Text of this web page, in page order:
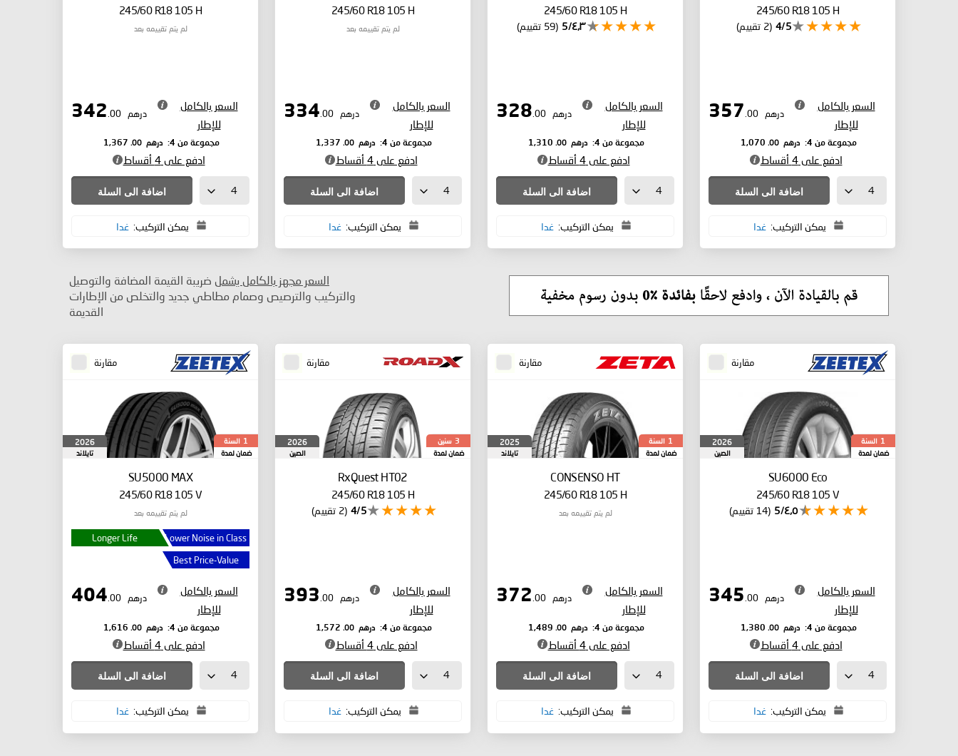
245/60 R18 105 H
4/5 (2 تقييم)
السعر بالكامل
للإطار
درهم .00
مجموعة من 4: درهم .00
ادفع على 4 أقساط
اضافة الى السلة
يمكن التركيب: غدا
245/60 R18 105 H
٤٫٣/5 (59 تقييم)
السعر بالكامل
للإطار
درهم .00
مجموعة من 4: درهم .00
ادفع على 4 أقساط
اضافة الى السلة
يمكن التركيب: غدا
245/60 R18 105 H
لم يتم تقييمه بعد
السعر بالكامل
للإطار
درهم .00
مجموعة من 4: درهم .00
ادفع على 4 أقساط
اضافة الى السلة
يمكن التركيب: غدا
245/60 R18 105 H
لم يتم تقييمه بعد
السعر بالكامل
للإطار
درهم .00
مجموعة من 4: درهم .00
ادفع على 4 أقساط
اضافة الى السلة
يمكن التركيب: غدا
السعر مجهز بالكامل يشمل ضريبة القيمة المضافة والتوصيل
والتركيب والترصيص وصمام مطاطي جديد والتخلص من الإطارات
القديمة
مقارنة
1 السنة
ضمان لمدة
2026
الصين
SU6000 Eco
245/60 R18 105 V
٤٫٥/5 (14 تقييم)
السعر بالكامل
للإطار
درهم .00
مجموعة من 4: درهم .00
ادفع على 4 أقساط
اضافة الى السلة
يمكن التركيب: غدا
مقارنة
1 السنة
ضمان لمدة
2025
تايلاند
CONSENSO HT
245/60 R18 105 H
لم يتم تقييمه بعد
السعر بالكامل
للإطار
درهم .00
مجموعة من 4: درهم .00
ادفع على 4 أقساط
اضافة الى السلة
يمكن التركيب: غدا
مقارنة
3 سنين
ضمان لمدة
2026
الصين
RxQuest HT02
245/60 R18 105 H
4/5 (2 تقييم)
السعر بالكامل
للإطار
درهم .00
مجموعة من 4: درهم .00
ادفع على 4 أقساط
اضافة الى السلة
يمكن التركيب: غدا
مقارنة
1 السنة
ضمان لمدة
2026
تايلاند
SU5000 MAX
245/60 R18 105 V
لم يتم تقييمه بعد
Lower Noise in Class
Longer Life
Best Price-Value
السعر بالكامل
للإطار
درهم .00
مجموعة من 4: درهم .00
ادفع على 4 أقساط
اضافة الى السلة
يمكن التركيب: غدا